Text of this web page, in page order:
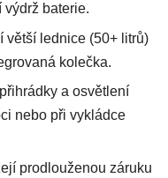
baterie.
větší lednice (50+ litrů)
kolečka.
a osvětlení
nebo při vykládce
prodlouženou záruku